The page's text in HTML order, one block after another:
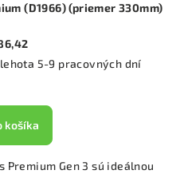
(D1966) (priemer 330mm)
5-9 pracovných dní
košíka
Premium Gen 3 sú ideálnou